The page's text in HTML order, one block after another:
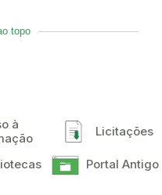
topo
à
Licitações
Portal Antigo